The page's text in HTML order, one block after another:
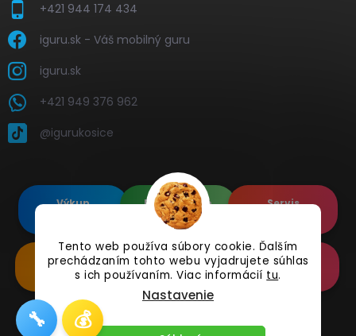
Tento web používa súbory cookie. Ďalším
prechádzaním tohto webu vyjadrujete súhlas
s ich používaním. Viac informácií tu.
Nastavenie
+421 944 174 434
iguru.sk - Váš mobilný guru
iguru.sk
+421 949 376 962
@igurukosice
Výkup
Renovované
Apple's
Servis
Renovované
Samsung's
Doplnkové
Príslušenstvo
Online
Reklamácia
🔧 💰